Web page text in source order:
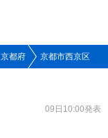
京都府 京都市西京区
09日10:00発表